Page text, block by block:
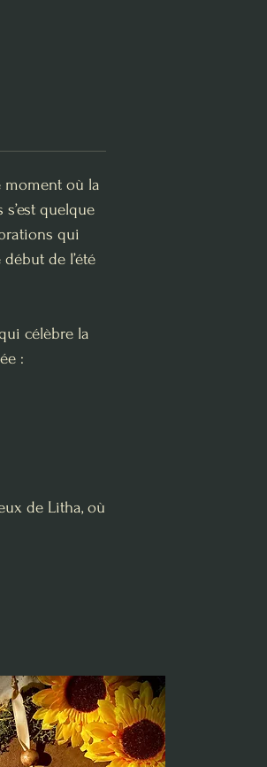
moment où la
quelque
qui
de l’été
célèbre la
:
de Litha, où